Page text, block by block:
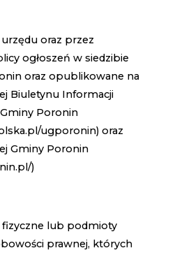
oraz przez
ogłoszeń w siedzibie
oraz opublikowane na
Biuletynu Informacji
Poronin
ugporonin) oraz
Gminy Poronin
)
lub podmioty
prawnej, których